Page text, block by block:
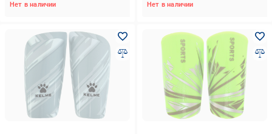
Нет в наличии Нет в наличии